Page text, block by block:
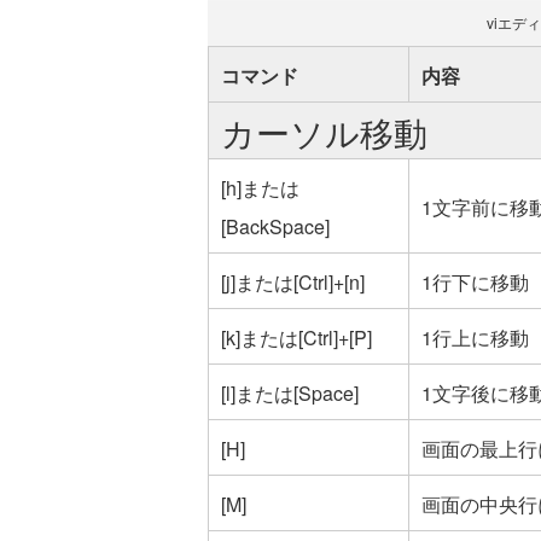
viエデ
コマンド 内容
カーソル移動
[h]または
[BackSpace]
1文字前に移
[j]または[Ctrl]+[n]
1行下に移動
[k]または[Ctrl]+[P]
1行上に移動
[l]または[Space]
1文字後に移
[H]
画面の最上
[M]
画面の中央